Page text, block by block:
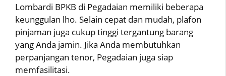
Lombardi BPKB di Pegadaian memiliki beberapa
keunggulan lho. Selain cepat dan mudah, plafon
pinjaman juga cukup tinggi tergantung barang
yang Anda jamin. Jika Anda membutuhkan
perpanjangan tenor, Pegadaian juga siap
memfasilitasi.